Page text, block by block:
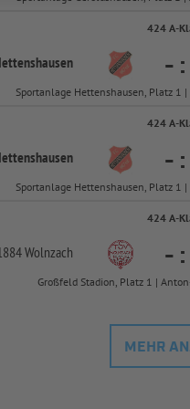
424 A-
- :
Sportanlage Hettenshausen, Platz 1
424 A-
- :
Sportanlage Hettenshausen, Platz 1
424 A-
Wolnzach - :
Großfeld Stadion, Platz 1 |
MEHR